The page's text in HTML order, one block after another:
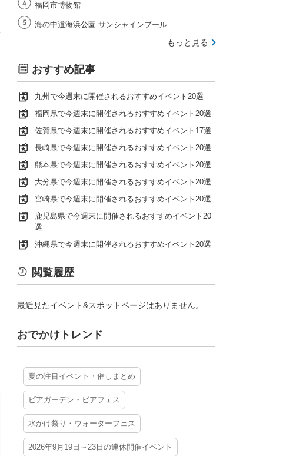
福岡市博物館
海の中道海浜公園 サンシャインプール
もっと見る
おすすめ記事
九州で今週末に開催されるおすすめイベント20選
福岡県で今週末に開催されるおすすめイベント20選
佐賀県で今週末に開催されるおすすめイベント17選
長崎県で今週末に開催されるおすすめイベント20選
熊本県で今週末に開催されるおすすめイベント20選
大分県で今週末に開催されるおすすめイベント20選
宮崎県で今週末に開催されるおすすめイベント20選
鹿児島県で今週末に開催されるおすすめイベント20
選
沖縄県で今週末に開催されるおすすめイベント20選
閲覧履歴
最近見たイベント&スポットページはありません。
おでかけトレンド
夏の注目イベント・催しまとめ
ビアガーデン・ビアフェス
水かけ祭り・ウォーターフェス
2026年9月19日～23日の連休開催イベント